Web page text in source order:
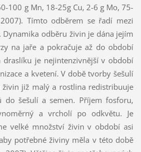
100 g Mn, 18-25g Cu, 2-6 g Mo, 75-
Tímto odběrem se řadí mezi
odběru živin je dána jejím
na jaře a pokračuje až do období
draslíku je nejintenzivnější v období
a kvetení. V době tvorby šešulí
již malý a rostlina redistribuuje
šešulí a semen. Příjem fosforu,
a vrcholí po odkvětu. Je
velké množství živin v období asi
potřebné živiny měla v této době